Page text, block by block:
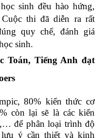
sinh đều hào hứng,
thi đã diễn ra rất
quy chế, đánh giá
sinh.
Toán, Tiếng Anh đạt
80% kiến thức cơ
còn lại sẽ là các kiến
để phân loại trình độ
ý cần thiết và kinh